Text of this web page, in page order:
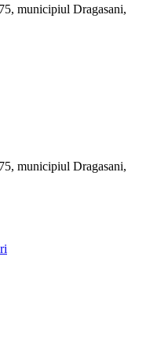
municipiul Dragasani,
municipiul Dragasani,